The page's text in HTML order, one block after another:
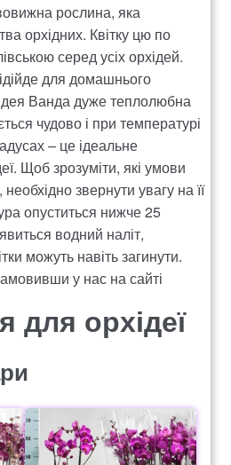
рослина, яка
орхідних. Квітку цю по
серед усіх орхідей.
для домашнього
Ванда дуже теплолюбна
чудово і при температурі
– це ідеальне
Щоб зрозуміти, які умови
звернути увагу на її
опуститься нижче 25
водний наліт,
можуть навіть загинути.
у нас на сайті
для орхідеї
чином, щоб вони трошки
проміння сонця і під